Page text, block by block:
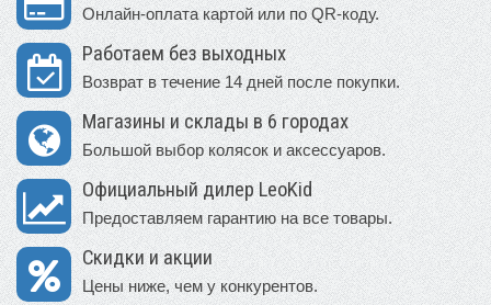
Онлайн-оплата картой или по QR-коду.
Работаем без выходных
Возврат в течение 14 дней после покупки.
Магазины и склады в 6 городах
Большой выбор колясок и аксессуаров.
Официальный дилер LeoKid
Предоставляем гарантию на все товары.
Скидки и акции
Цены ниже, чем у конкурентов.